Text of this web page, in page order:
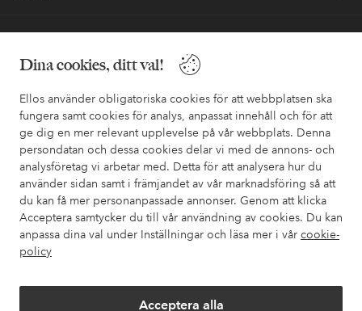
Dina cookies, ditt val!
Ellos använder obligatoriska cookies för att webbplatsen ska
fungera samt cookies för analys, anpassat innehåll och för att
ge dig en mer relevant upplevelse på vår webbplats. Denna
persondatan och dessa cookies delar vi med de annons- och
analysföretag vi arbetar med. Detta för att analysera hur du
använder sidan samt i främjandet av vår marknadsföring så att
du kan få mer personanpassade annonser. Genom att klicka
Acceptera samtycker du till vår användning av cookies. Du kan
anpassa dina val under Inställningar och läsa mer i vår cookie-
policy
Acceptera alla
Vänner
Säkra betalningar - Betala direkt eller dela upp
Vill du veta mer om våra betalalternativ?
elpy elpy